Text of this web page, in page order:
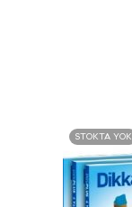
STOKTA YOK